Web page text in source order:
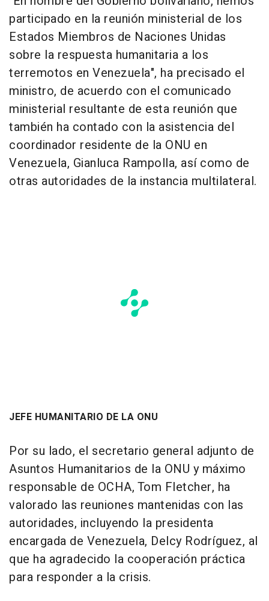
participado en la reunión ministerial de los
Estados Miembros de Naciones Unidas
sobre la respuesta humanitaria a los
terremotos en Venezuela", ha precisado el
ministro, de acuerdo con el comunicado
ministerial resultante de esta reunión que
también ha contado con la asistencia del
coordinador residente de la ONU en
Venezuela, Gianluca Rampolla, así como de
otras autoridades de la instancia multilateral.
JEFE HUMANITARIO DE LA ONU
Por su lado, el secretario general adjunto de
Asuntos Humanitarios de la ONU y máximo
responsable de OCHA, Tom Fletcher, ha
valorado las reuniones mantenidas con las
autoridades, incluyendo la presidenta
encargada de Venezuela, Delcy Rodríguez, al
que ha agradecido la cooperación práctica
para responder a la crisis.